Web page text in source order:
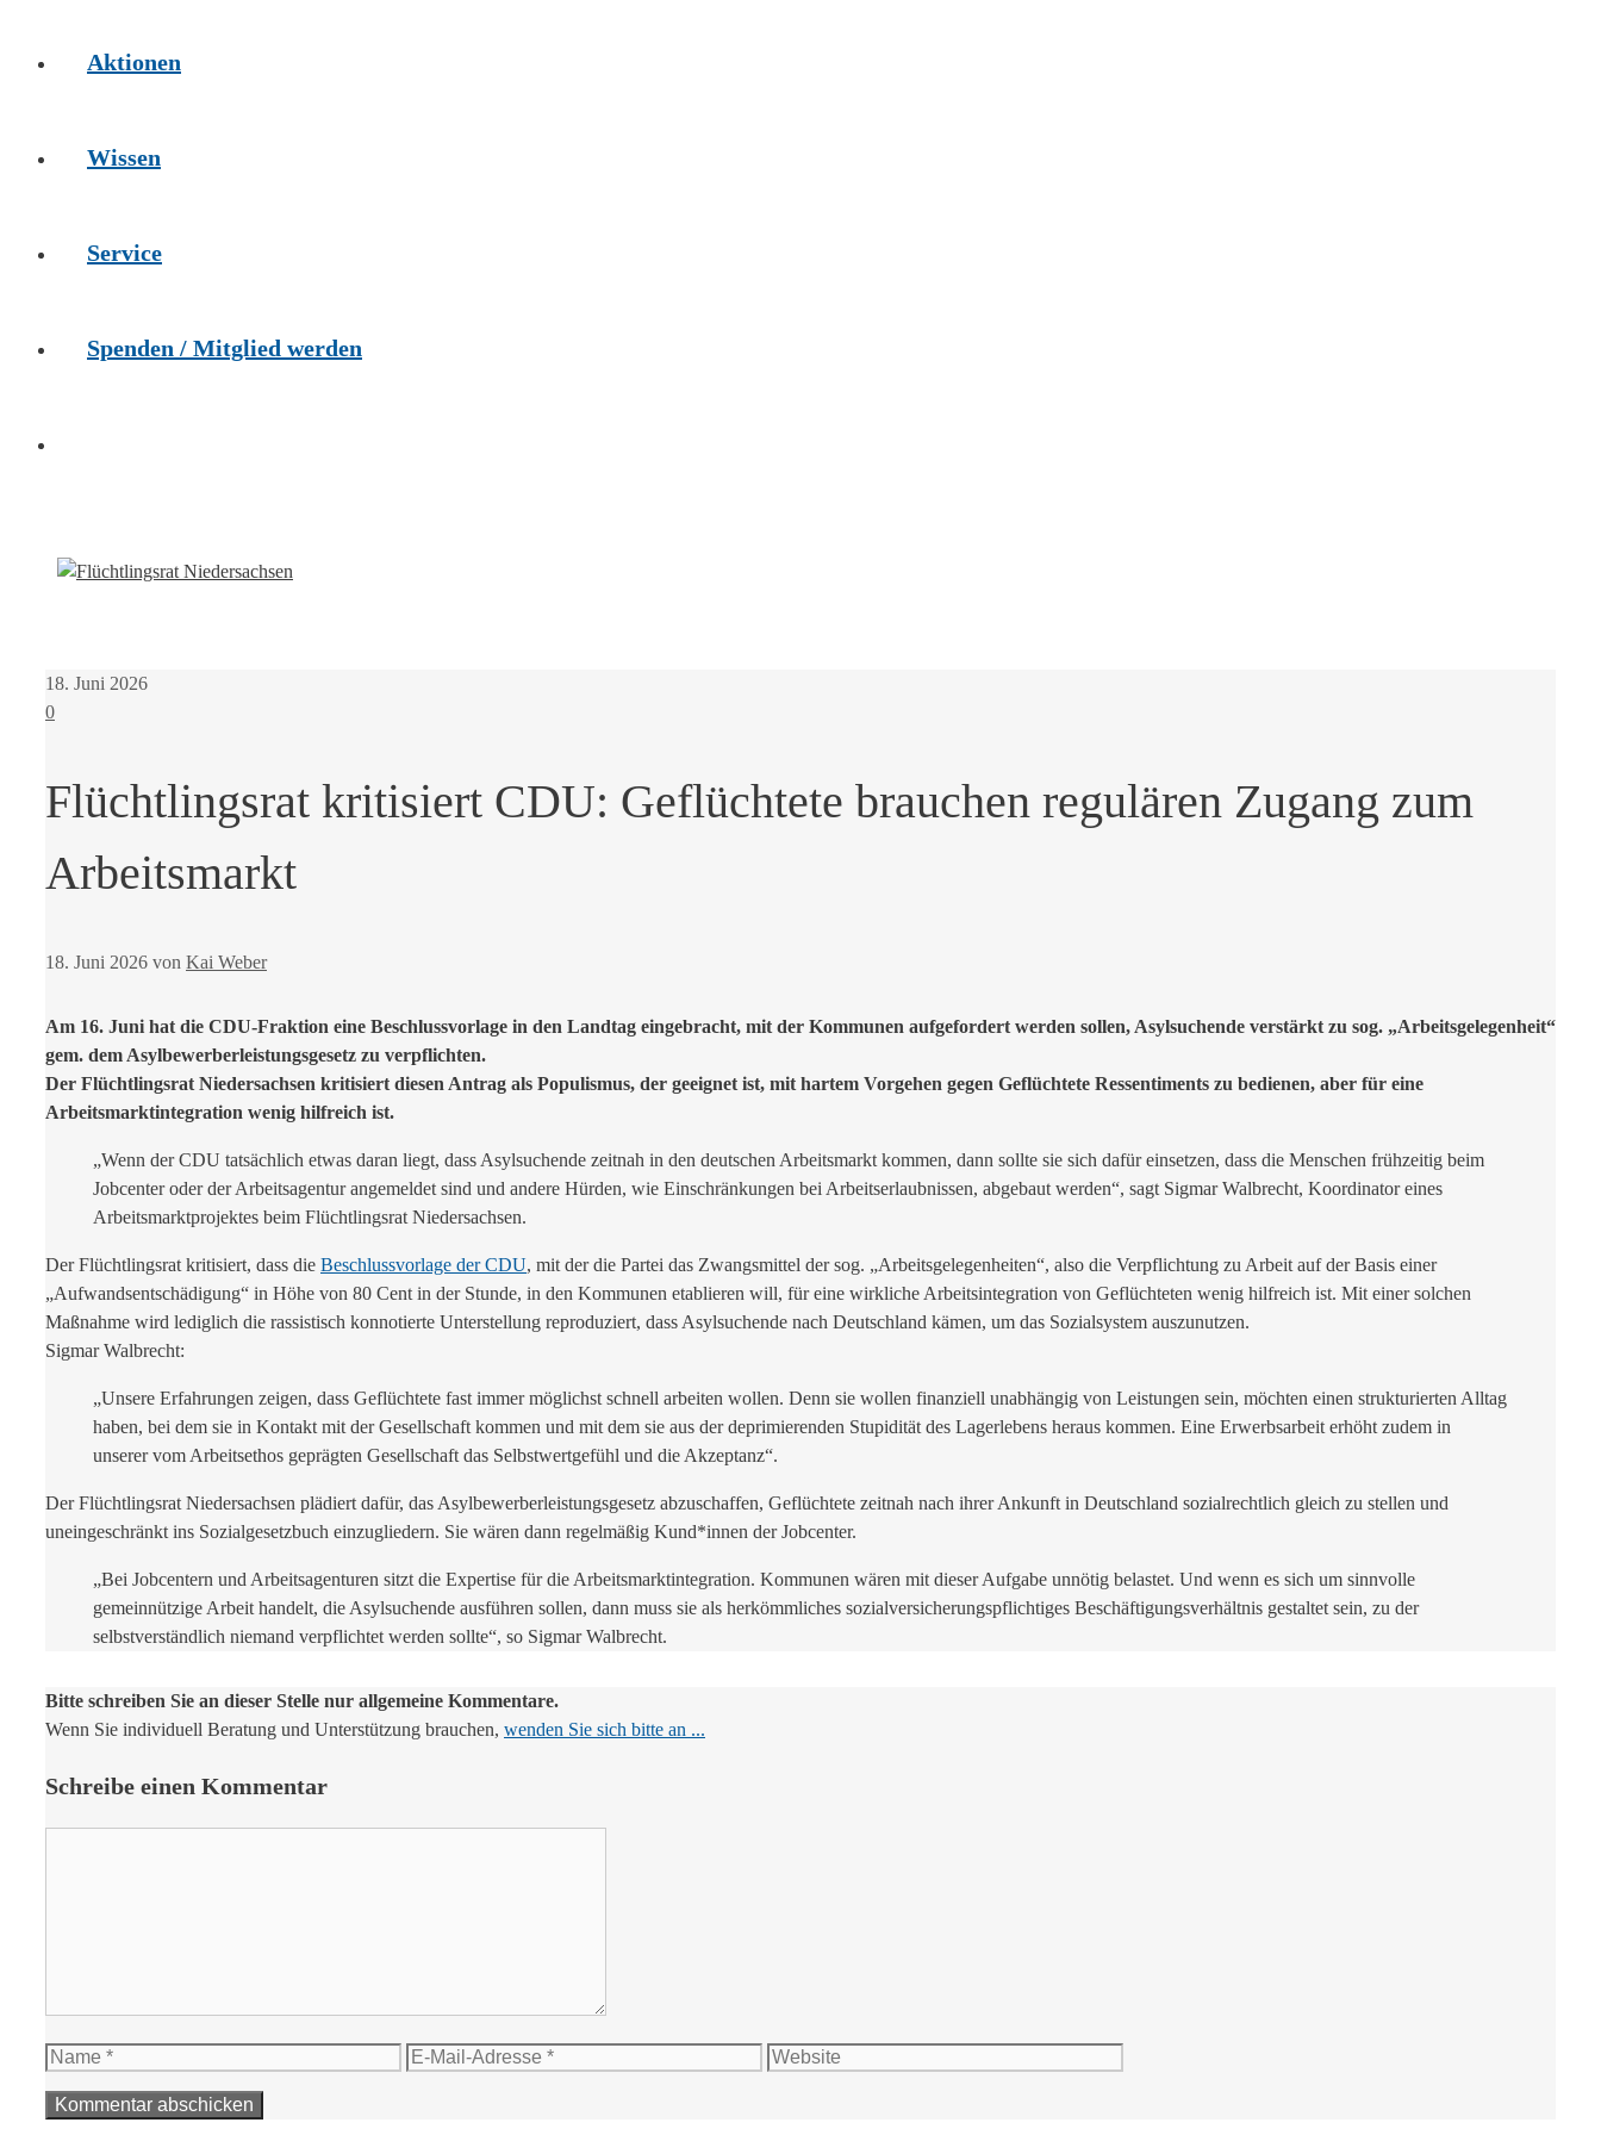
Aktionen
Wissen
Service
Spenden / Mitglied werden
18. Juni 2026
0
Flüchtlingsrat kritisiert CDU: Geflüchtete brauchen regulären Zugang zum
Arbeitsmarkt
18. Juni 2026 von Kai Weber
Am 16. Juni hat die CDU-Fraktion eine Beschlussvorlage in den Landtag eingebracht, mit der Kommunen aufgefordert werden sollen, Asylsuchende verstärkt zu sog. „Arbeitsgelegenheit“
gem. dem Asylbewerberleistungsgesetz zu verpflichten.
Der Flüchtlingsrat Niedersachsen kritisiert diesen Antrag als Populismus, der geeignet ist, mit hartem Vorgehen gegen Geflüchtete Ressentiments zu bedienen, aber für eine
Arbeitsmarktintegration wenig hilfreich ist.
„Wenn der CDU tatsächlich etwas daran liegt, dass Asylsuchende zeitnah in den deutschen Arbeitsmarkt kommen, dann sollte sie sich dafür einsetzen, dass die Menschen frühzeitig beim
Jobcenter oder der Arbeitsagentur angemeldet sind und andere Hürden, wie Einschränkungen bei Arbeitserlaubnissen, abgebaut werden“, sagt Sigmar Walbrecht, Koordinator eines
Arbeitsmarktprojektes beim Flüchtlingsrat Niedersachsen.
Der Flüchtlingsrat kritisiert, dass die Beschlussvorlage der CDU, mit der die Partei das Zwangsmittel der sog. „Arbeitsgelegenheiten“, also die Verpflichtung zu Arbeit auf der Basis einer
„Aufwandsentschädigung“ in Höhe von 80 Cent in der Stunde, in den Kommunen etablieren will, für eine wirkliche Arbeitsintegration von Geflüchteten wenig hilfreich ist. Mit einer solchen
Maßnahme wird lediglich die rassistisch konnotierte Unterstellung reproduziert, dass Asylsuchende nach Deutschland kämen, um das Sozialsystem auszunutzen.
Sigmar Walbrecht:
„Unsere Erfahrungen zeigen, dass Geflüchtete fast immer möglichst schnell arbeiten wollen. Denn sie wollen finanziell unabhängig von Leistungen sein, möchten einen strukturierten Alltag
haben, bei dem sie in Kontakt mit der Gesellschaft kommen und mit dem sie aus der deprimierenden Stupidität des Lagerlebens heraus kommen. Eine Erwerbsarbeit erhöht zudem in
unserer vom Arbeitsethos geprägten Gesellschaft das Selbstwertgefühl und die Akzeptanz“.
Der Flüchtlingsrat Niedersachsen plädiert dafür, das Asylbewerberleistungsgesetz abzuschaffen, Geflüchtete zeitnah nach ihrer Ankunft in Deutschland sozialrechtlich gleich zu stellen und
uneingeschränkt ins Sozialgesetzbuch einzugliedern. Sie wären dann regelmäßig Kund*innen der Jobcenter.
„Bei Jobcentern und Arbeitsagenturen sitzt die Expertise für die Arbeitsmarktintegration. Kommunen wären mit dieser Aufgabe unnötig belastet. Und wenn es sich um sinnvolle
gemeinnützige Arbeit handelt, die Asylsuchende ausführen sollen, dann muss sie als herkömmliches sozialversicherungspflichtiges Beschäftigungsverhältnis gestaltet sein, zu der
selbstverständlich niemand verpflichtet werden sollte“, so Sigmar Walbrecht.
Bitte schreiben Sie an dieser Stelle nur allgemeine Kommentare.
Wenn Sie individuell Beratung und Unterstützung brauchen, wenden Sie sich bitte an ...
Schreibe einen Kommentar
Name
E-
Website